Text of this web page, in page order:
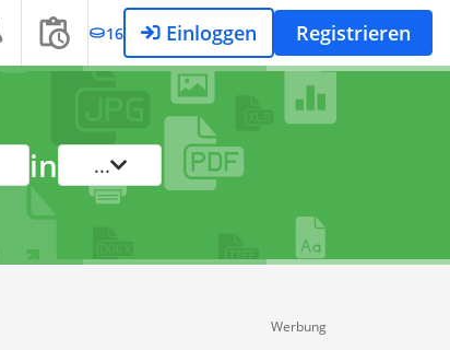
16 Einloggen Registrieren
in ...
Werbung